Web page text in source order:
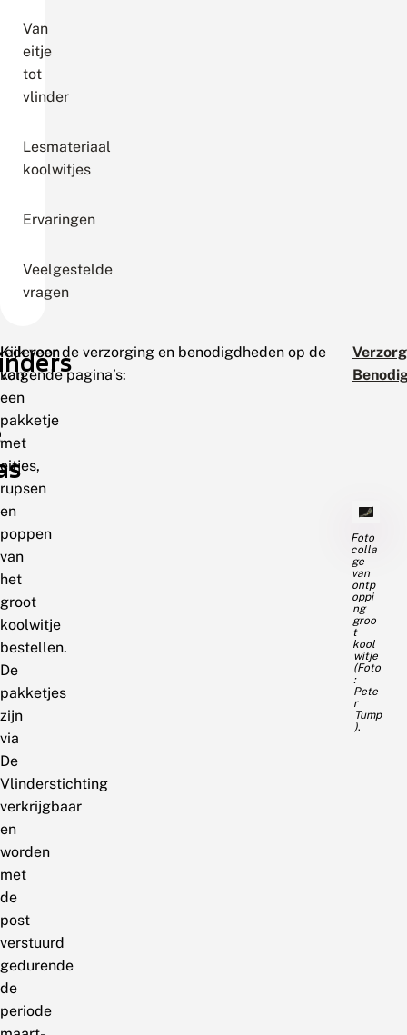
Van
eitje
tot
vlinder
Lesmateriaal
koolwitjes
Ervaringen
Veelgestelde
vragen
Iedereen
kan
een
pakketje
met
eitjes,
rupsen
en
poppen
van
het
groot
koolwitje
bestellen.
De
pakketjes
zijn
via
De
Vlinderstichting
verkrijgbaar
en
worden
met
de
post
verstuurd
gedurende
de
periode
Kijk voor de verzorging en benodigdheden op de
volgende pagina’s:
Foto
colla
ge
van
ontp
oppi
ng
groo
t
kool
witje
(Foto
:
Pete
r
Tump
).